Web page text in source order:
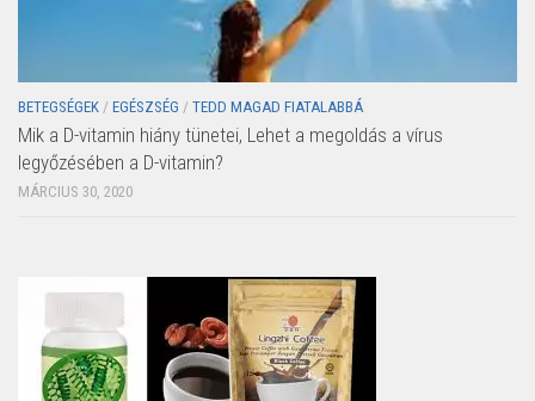
BETEGSÉGEK / EGÉSZSÉG / TEDD MAGAD FIATALABBÁ
Mik a D-vitamin hiány tünetei, Lehet a megoldás a vírus
legyőzésében a D-vitamin?
MÁRCIUS 30, 2020